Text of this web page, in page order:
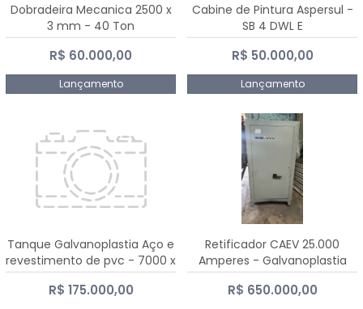
Dobradeira Mecanica 2500 x
3 mm - 40 Ton
R$ 60.000,00
Lançamento
Cabine de Pintura Aspersul -
SB 4 DWL E
R$ 50.000,00
Lançamento
Tanque Galvanoplastia Aço e
revestimento de pvc - 7000 x
2200 mm
R$ 175.000,00
Retificador CAEV 25.000
Amperes - Galvanoplastia
R$ 650.000,00